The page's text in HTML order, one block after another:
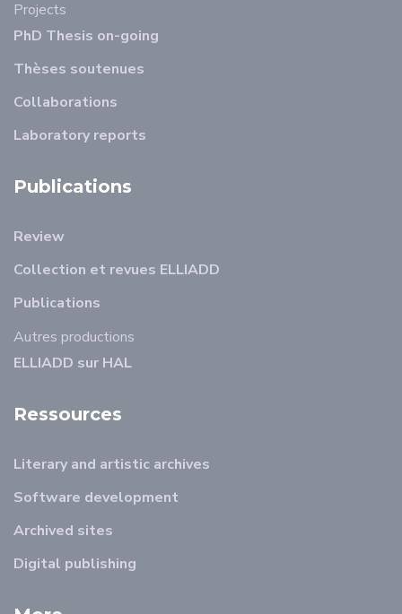
Projects
PhD Thesis on-going
Thèses soutenues
Collaborations
Laboratory reports
Publications
Review
Collection et revues ELLIADD
Publications
Autres productions
ELLIADD sur HAL
Ressources
Literary and artistic archives
Software development
Archived sites
Digital publishing